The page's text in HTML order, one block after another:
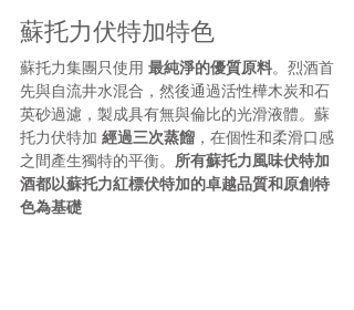
蘇托力伏特加特色
蘇托力集團只使用 最純淨的優質原料。烈酒首
先與自流井水混合，然後通過活性樺木炭和石
英砂過濾，製成具有無與倫比的光滑液體。蘇
托力伏特加 經過三次蒸餾 ，在個性和柔滑口感
之間產生獨特的平衡。 所有蘇托力風味伏特加
酒都以蘇托力紅標伏特加的卓越品質和原創特
色為基礎